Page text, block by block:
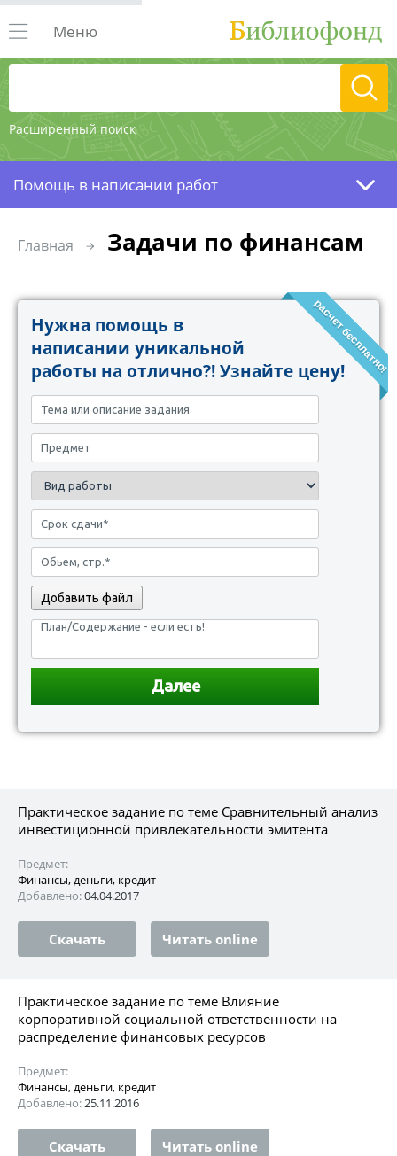
Расширенный поиск
Меню
Помощь в написании работ
Главная Задачи по финансам
расчет бесплатно!
Нужна помощь в
написании уникальной
работы на отлично?! Узнайте цену!
Добавить файл
Практическое задание по теме Сравнительный анализ
инвестиционной привлекательности эмитента
Предмет:
Финансы, деньги, кредит
Добавлено:04.04.2017
Скачать Читать online
Практическое задание по теме Влияние
корпоративной социальной ответственности на
распределение финансовых ресурсов
Предмет:
Финансы, деньги, кредит
Добавлено:25.11.2016
Скачать Читать online